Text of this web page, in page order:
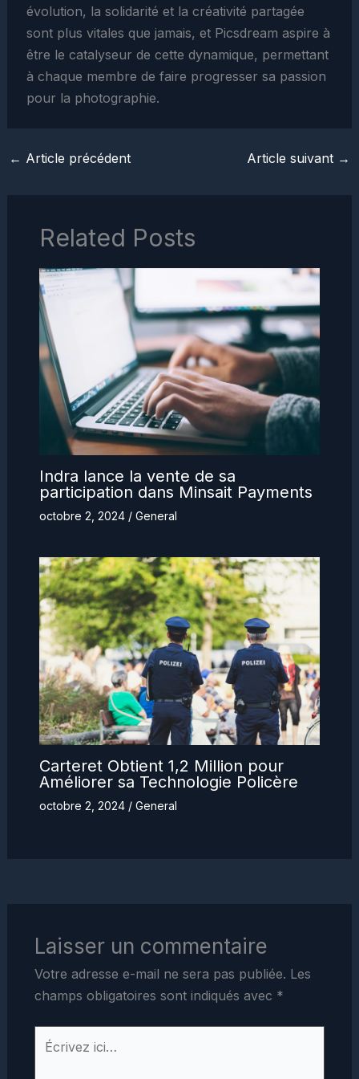
évolution, la solidarité et la créativité partagée
sont plus vitales que jamais, et Picsdream aspire à
être le catalyseur de cette dynamique, permettant
à chaque membre de faire progresser sa passion
pour la photographie.
← Article précédent Article suivant →
Related Posts
Indra lance la vente de sa
participation dans Minsait Payments
octobre 2, 2024 / General
Carteret Obtient 1,2 Million pour
Améliorer sa Technologie Policère
octobre 2, 2024 / General
Laisser un commentaire
Votre adresse e-mail ne sera pas publiée. Les
champs obligatoires sont indiqués avec *
Écrivez